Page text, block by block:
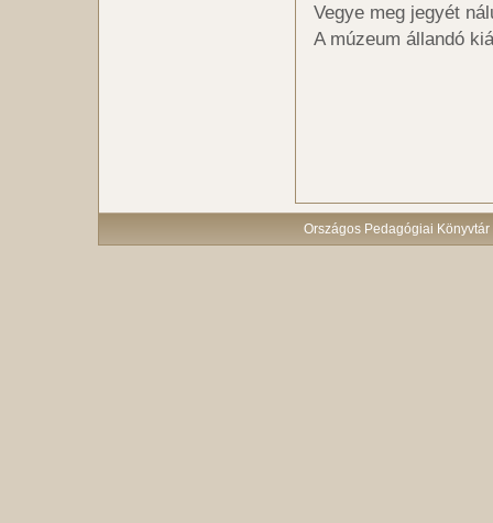
Vegye meg jegyét
A múzeum állandó
Országos Pedagógiai